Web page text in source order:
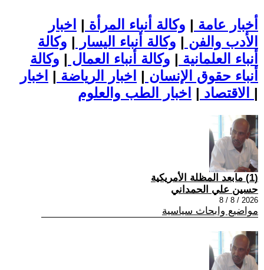
أخبار عامة | وكالة أنباء المرأة | اخبار
الأدب والفن | وكالة أنباء اليسار | وكالة
أنباء العلمانية | وكالة أنباء العمال | وكالة
أنباء حقوق الإنسان | اخبار الرياضة | اخبار
الاقتصاد | |
(1) مابعد المظلة الأمريكية
حسين علي الحمداني
2026 / 8 / 8
مواضيع وابحاث سياسية